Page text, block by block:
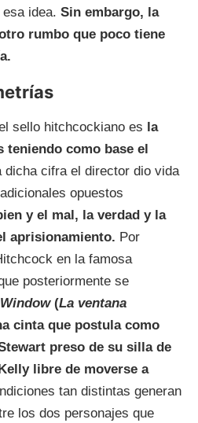
idea. Sin embargo, la
rumbo que poco tiene
sello hitchcockiano es la
como base el
dicha cifra el director dio vida
opuestos
y el mal, la verdad y la
aprisionamiento. Por
en la famosa
posteriormente se
(La ventana
cinta que postula como
preso de su silla de
libre de moverse a
tan distintas generan
los dos personajes que